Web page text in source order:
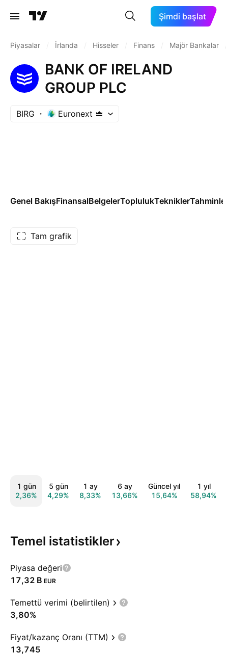
Şimdi başlat
Piyasalar İrlanda Hisseler Finans Majör Bankalar
BANK OF IRELAND
GROUP PLC
BIRG Euronext
Genel BakışFinansalBelgelerToplulukTekniklerTahminler
Tam grafik
1 gün
2,36%
5 gün
4,29%
1 ay
8,33%
6 ay
13,66%
Güncel yıl
15,64%
1 yıl
58,94%
Temel istatistikler
Piyasa değeri
‪17,32 B‬ EUR
Temettü verimi (belirtilen)
3,80%
Fiyat/kazanç Oranı (TTM)
13,745